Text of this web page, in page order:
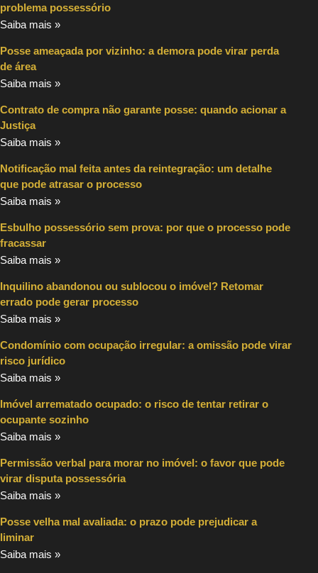
problema possessório
Saiba mais »
Posse ameaçada por vizinho: a demora pode virar perda
de área
Saiba mais »
Contrato de compra não garante posse: quando acionar a
Justiça
Saiba mais »
Notificação mal feita antes da reintegração: um detalhe
que pode atrasar o processo
Saiba mais »
Esbulho possessório sem prova: por que o processo pode
fracassar
Saiba mais »
Inquilino abandonou ou sublocou o imóvel? Retomar
errado pode gerar processo
Saiba mais »
Condomínio com ocupação irregular: a omissão pode virar
risco jurídico
Saiba mais »
Imóvel arrematado ocupado: o risco de tentar retirar o
ocupante sozinho
Saiba mais »
Permissão verbal para morar no imóvel: o favor que pode
virar disputa possessória
Saiba mais »
Posse velha mal avaliada: o prazo pode prejudicar a
liminar
Saiba mais »